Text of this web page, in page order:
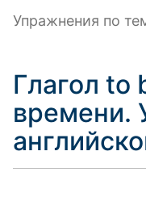
Упражнения по
Глагол to
времени.